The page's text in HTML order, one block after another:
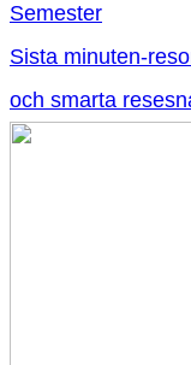
Semester
Sista minuten-
och smarta